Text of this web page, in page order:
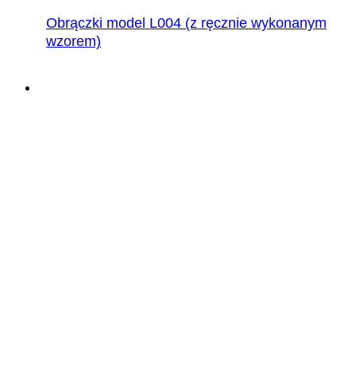
Obrączki model L004 (z ręcznie wykonanym
wzorem)